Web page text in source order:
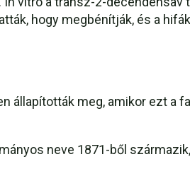
hogy megbénítják, és a
állapították meg, amikor ezt a
neve 1871-ből